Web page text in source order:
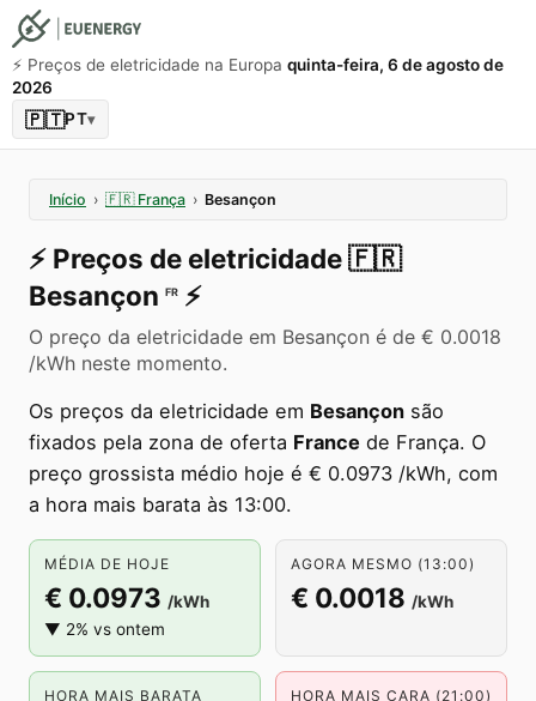
⚡️ Preços de eletricidade na Europa quinta-feira, 6 de agosto de
2026
🇵🇹PT▾
Início › 🇫🇷 França › Besançon
⚡️ Preços de eletricidade🇫🇷
Besançon FR ⚡️
O preço da eletricidade em Besançon é de € 0.0018
/kWh neste momento.
Os preços da eletricidade em Besançon são
fixados pela zona de oferta France de França. O
preço grossista médio hoje é € 0.0973 /kWh, com
a hora mais barata às 13:00.
MÉDIA DE HOJE
€ 0.0973 /kWh
▼ 2% vs ontem
AGORA MESMO (13:00)
€ 0.0018 /kWh
HORA MAIS BARATA
HORA MAIS CARA (21:00)